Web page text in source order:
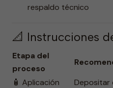
respaldo técnico
📐 Instrucciones
Etapa del
proceso
🧴 Aplicación
Depositar